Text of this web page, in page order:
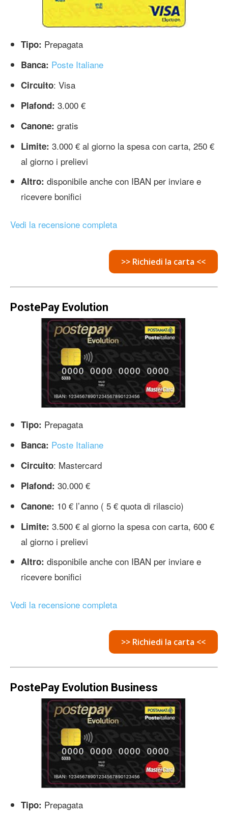
Tipo: Prepagata
Banca: Poste Italiane
Circuito: Visa
Plafond: 3.000 €
Canone: gratis
Limite: 3.000 € al giorno la spesa con carta, 250 €
al giorno i prelievi
Altro: disponibile anche con IBAN per inviare e
ricevere bonifici
Vedi la recensione completa
>> Richiedi la carta <<
PostePay Evolution
Tipo: Prepagata
Banca: Poste Italiane
Circuito: Mastercard
Plafond: 30.000 €
Canone: 10 € l’anno ( 5 € quota di rilascio)
Limite: 3.500 € al giorno la spesa con carta, 600 €
al giorno i prelievi
Altro: disponibile anche con IBAN per inviare e
ricevere bonifici
Vedi la recensione completa
>> Richiedi la carta <<
PostePay Evolution Business
Tipo: Prepagata